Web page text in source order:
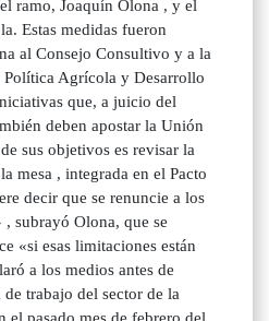
ramo, Joaquín Olona , y el
Estas medidas fueron
al Consejo Consultivo y a la
Política Agrícola y Desarrollo
que, a juicio del
deben apostar la Unión
sus objetivos es revisar la
mesa , integrada en el Pacto
decir que se renuncie a los
, subrayó Olona, que se
«si esas limitaciones están
a los medios antes de
trabajo del sector de la